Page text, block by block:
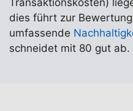
Transaktionskosten)
dies führt zur
umfassende
schneidet mit 80 gut ab.